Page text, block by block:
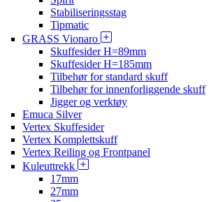
Stabiliseringsstag
Tipmatic
GRASS Vionaro
Skuffesider H=89mm
Skuffesider H=185mm
Tilbehør for standard skuff
Tilbehør for innenforliggende skuff
Jigger og verktøy
Emuca Silver
Vertex Skuffesider
Vertex Komplettskuff
Vertex Reiling og Frontpanel
Kuleuttrekk
17mm
27mm